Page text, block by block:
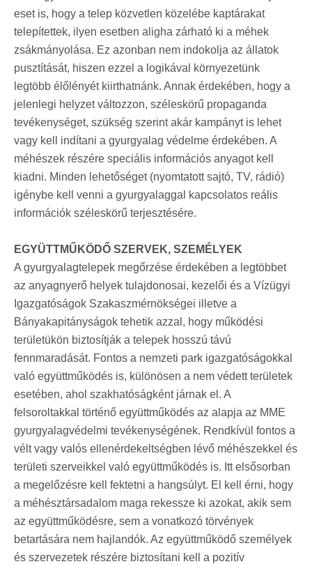
eset is, hogy a telep közvetlen közelébe kaptárakat
telepítettek, ilyen esetben aligha zárható ki a méhek
zsákmányolása. Ez azonban nem indokolja az állatok
pusztítását, hiszen ezzel a logikával környezetünk
legtöbb élőlényét kiirthatnánk. Annak érdekében, hogy a
jelenlegi helyzet változzon, széleskörű propaganda
tevékenységet, szükség szerint akár kampányt is lehet
vagy kell indítani a gyurgyalag védelme érdekében. A
méhészek részére speciális információs anyagot kell
kiadni. Minden lehetőséget (nyomtatott sajtó, TV, rádió)
igénybe kell venni a gyurgyalaggal kapcsolatos reális
információk széleskörű terjesztésére.
EGYÜTTMŰKÖDŐ SZERVEK, SZEMÉLYEK
A gyurgyalagtelepek megőrzése érdekében a legtöbbet
az anyagnyerő helyek tulajdonosai, kezelői és a Vízügyi
Igazgatóságok Szakaszmérnökségei illetve a
Bányakapitányságok tehetik azzal, hogy működési
területükön biztosítják a telepek hosszú távú
fennmaradását. Fontos a nemzeti park igazgatóságokkal
való együttműködés is, különösen a nem védett területek
esetében, ahol szakhatóságként járnak el. A
felsoroltakkal történő együttműködés az alapja az MME
gyurgyalagvédelmi tevékenységének. Rendkívül fontos a
vélt vagy valós ellenérdekeltségben lévő méhészekkel és
területi szerveikkel való együttműködés is. Itt elsősorban
a megelőzésre kell fektetni a hangsúlyt. El kell érni, hogy
a méhésztársadalom maga rekessze ki azokat, akik sem
az együttműködésre, sem a vonatkozó törvények
betartására nem hajlandók. Az együttműködő személyek
és szervezetek részére biztosítani kell a pozitív